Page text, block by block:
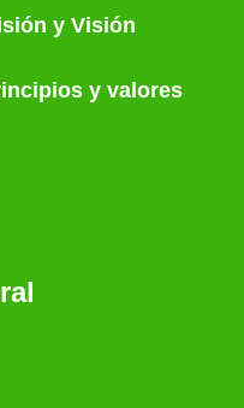
y Visión
y valores